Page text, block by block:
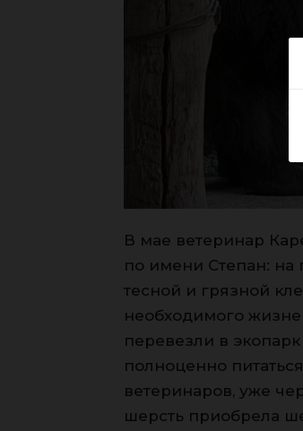
В мае ветеринар
по имени Степан: на
тесной и грязной
необходимого
перевезли в
полноценно
ветеринаров, уже
шерсть приобрела